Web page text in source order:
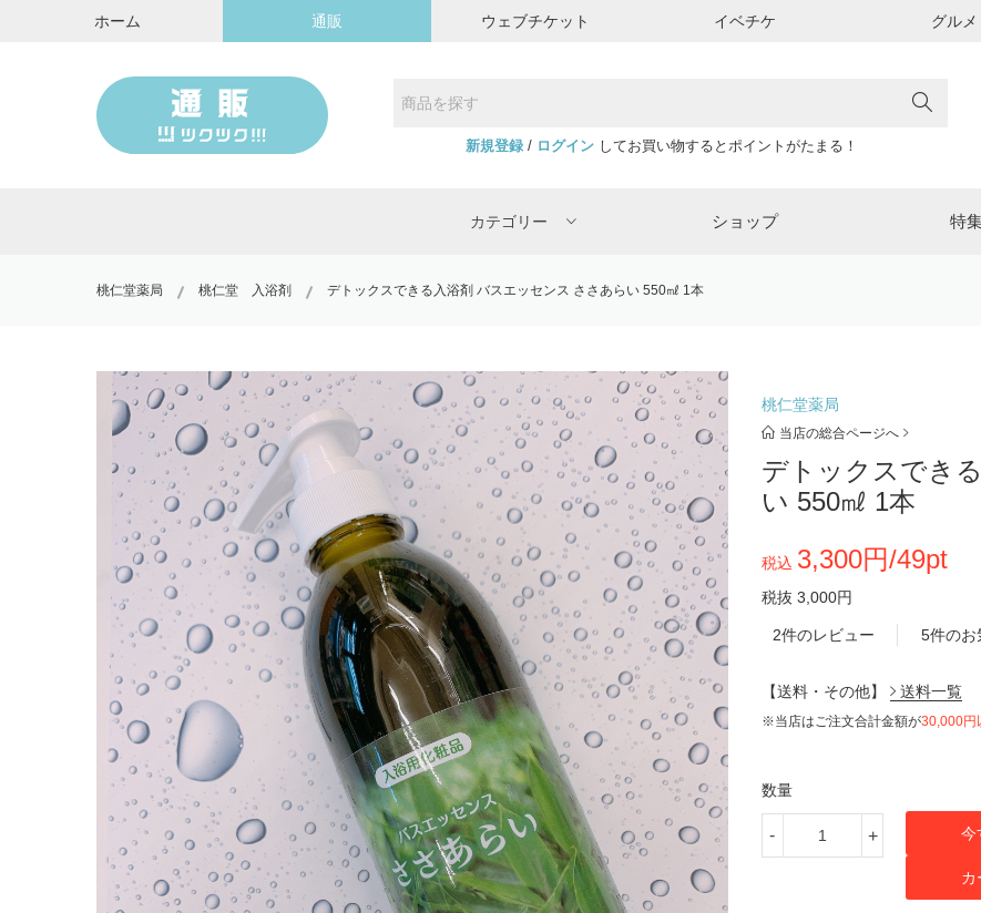
ホーム 通販 ウェブチケット イベチケ グルメ
新規登録/ ログインしてお買い物するとポイントがたまる！
カテゴリー ショップ 特
桃仁堂薬局 桃仁堂 入浴剤 デトックスできる入浴剤 バスエッセンス ささあらい 550㎖ 1本
桃仁堂薬局
当店の総合ページへ
デトックスでき
い 550㎖ 1本
税込 3,300円/49pt
税抜 3,000円
2件のレビュー 5件のお
【送料・その他】 送料一覧
※当店はご注文合計金額が30,000円
数量
- + 今
カ